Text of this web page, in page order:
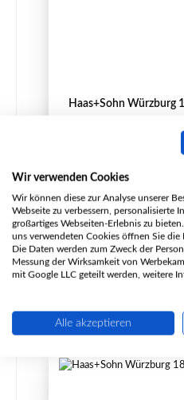
Haas+Sohn Würzburg
Hersteller:
Lieferzeit
Wir verwenden Cookies
Wir können diese zur Analyse unserer
Webseite zu verbessern, personalisierte
großartiges Webseiten-Erlebnis zu
uns verwendeten Cookies öffnen Sie die
Die Daten werden zum Zweck der
Messung der Wirksamkeit von
mit Google LLC geteilt werden, weitere
Alle akzeptieren